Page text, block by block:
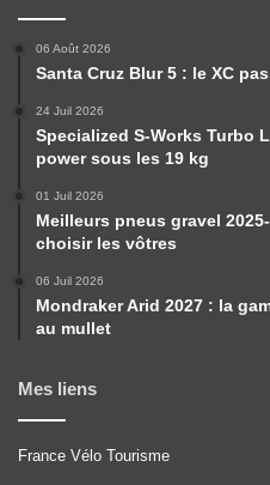
06 Août 2026
Santa Cruz Blur 5 : le XC
24 Juil 2026
Specialized S-Works Turbo
power sous les 19 kg
01 Juil 2026
Meilleurs pneus gravel
choisir les vôtres
06 Juil 2026
Mondraker Arid 2027 : la
au mullet
Mes liens
France Vélo Tourisme